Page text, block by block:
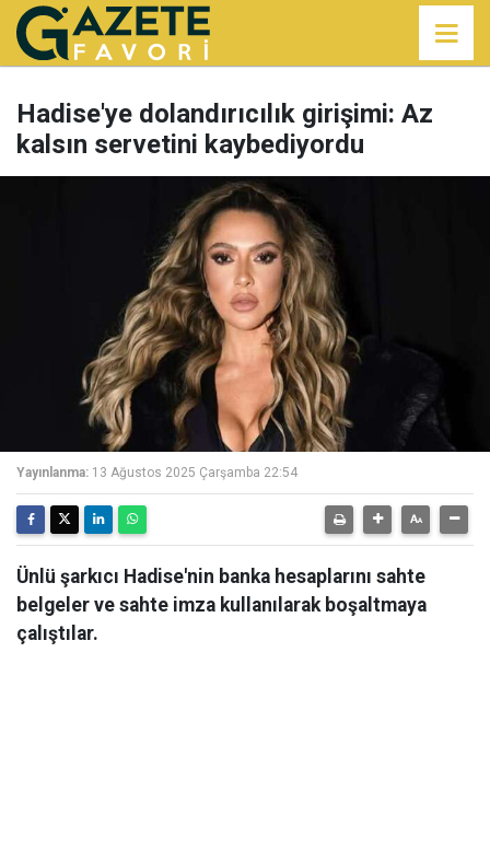
Hadise'ye dolandırıcılık girişimi: Az
kalsın servetini kaybediyordu
Yayınlanma: 13 Ağustos 2025 Çarşamba 22:54
Ünlü şarkıcı Hadise'nin banka hesaplarını sahte
belgeler ve sahte imza kullanılarak boşaltmaya
çalıştılar.